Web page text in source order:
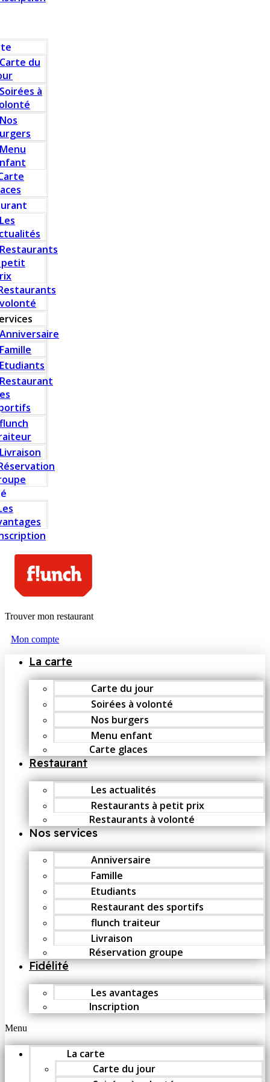
Carte du
Soirées à
Nos
Menu
Les
Restaurants
petit
Anniversaire
Famille
Etudiants
Restaurant
flunch
Livraison
Trouver mon restaurant
Mon compte
La carte
Carte du jour
Soirées à volonté
Nos burgers
Menu enfant
Carte glaces
Restaurant
Les actualités
Restaurants à petit prix
Restaurants à volonté
Nos services
Anniversaire
Famille
Etudiants
Restaurant des sportifs
flunch traiteur
Livraison
Réservation groupe
Fidélité
Les avantages
Inscription
Menu
La carte
Carte du jour